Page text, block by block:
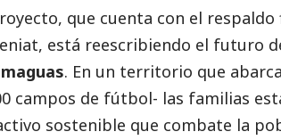
que cuenta con el respaldo
, está reescribiendo el futuro
. En un territorio que
campos de fútbol- las familias
sostenible que combate la